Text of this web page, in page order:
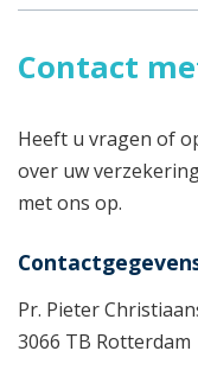
Contact
Heeft u vragen of
over uw
met ons op.
Pr. Pieter
3066 TB Rotterdam